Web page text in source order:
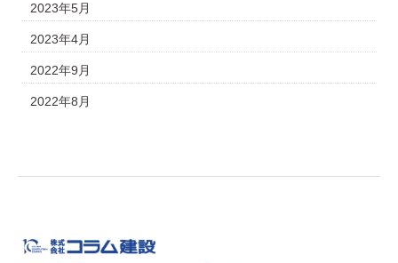
2023年5月
2023年4月
2022年9月
2022年8月